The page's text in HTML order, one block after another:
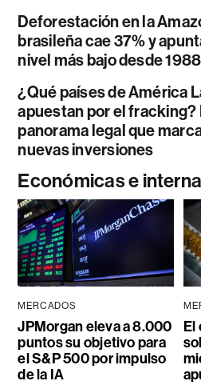
Deforestación en la
brasileña cae 37% y
nivel más bajo desde 1988
¿Qué países de América
apuestan por el fracking?
panorama legal que
nuevas inversiones
Económicas e
MERCADOS
JPMorgan eleva a 8.000
puntos su objetivo para
el S&P 500 por impulso
de la IA
El